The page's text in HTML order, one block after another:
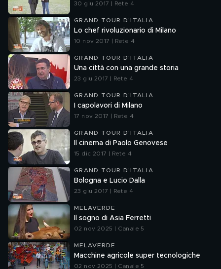
30 giu 2017 | Rete 4
GRAND TOUR D'ITALIA
Lo chef rivoluzionario di Milano
10 nov 2017 | Rete 4
GRAND TOUR D'ITALIA
Una città con una grande storia
23 giu 2017 | Rete 4
GRAND TOUR D'ITALIA
I capolavori di Milano
17 nov 2017 | Rete 4
GRAND TOUR D'ITALIA
Il cinema di Paolo Genovese
15 dic 2017 | Rete 4
GRAND TOUR D'ITALIA
Bologna e Lucio Dalla
23 giu 2017 | Rete 4
MELAVERDE
Il sogno di Asia Ferretti
02 nov 2025 | Canale 5
MELAVERDE
Macchine agricole super tecnologiche
02 nov 2025 | Canale 5